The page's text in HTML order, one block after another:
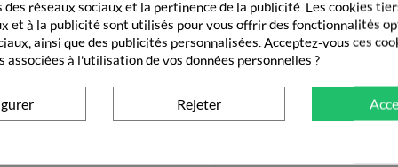
Cat Gastro Digestive Support
Vue rapide
Vet Aquadent Fresh Chien Et
 Vue rapide
réseaux sociaux et la pertinence de la publicité. Les cookies
et à la publicité sont utilisés pour vous offrir des fonctionnalités
ainsi que des publicités personnalisées. Acceptez-vous ces
associées à l'utilisation de vos données personnelles ?
Rejeter